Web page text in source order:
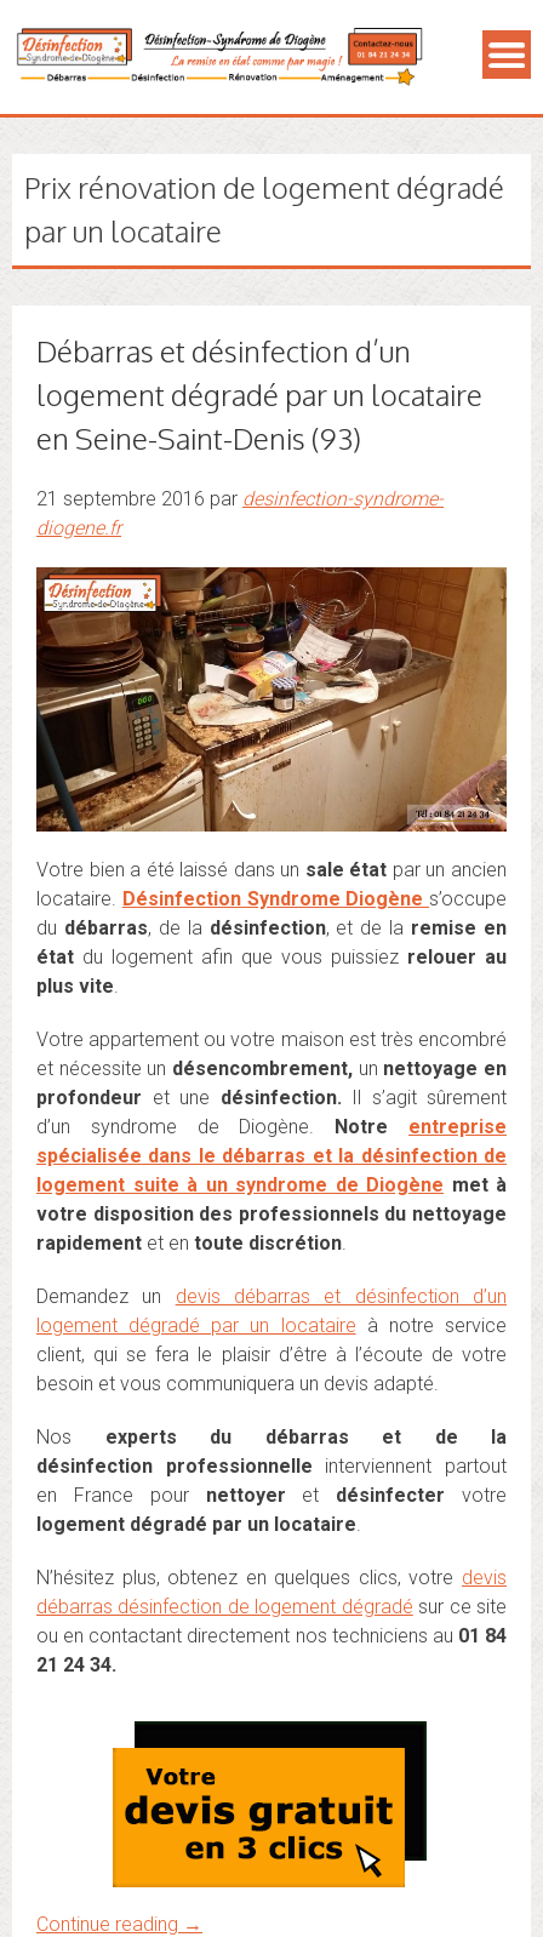
Prix rénovation de logement dégradé
par un locataire
Débarras et désinfection d’un
logement dégradé par un locataire
en Seine-Saint-Denis (93)
21 septembre 2016 par desinfection-syndrome-
diogene.fr
Votre bien a été laissé dans un sale état par un ancien
locataire. Désinfection Syndrome Diogène s’occupe
du débarras, de la désinfection, et de la remise en
état du logement afin que vous puissiez relouer au
plus vite.
Votre appartement ou votre maison est très encombré
et nécessite un désencombrement, un nettoyage en
profondeur et une désinfection. Il s’agit sûrement
d’un syndrome de Diogène. Notre entreprise
spécialisée dans le débarras et la désinfection de
logement suite à un syndrome de Diogène met à
votre disposition des professionnels du nettoyage
rapidement et en toute discrétion.
Demandez un devis débarras et désinfection d’un
logement dégradé par un locataire à notre service
client, qui se fera le plaisir d’être à l’écoute de votre
besoin et vous communiquera un devis adapté.
Nos experts du débarras et de la
désinfection professionnelle interviennent partout
en France pour nettoyer et désinfecter votre
logement dégradé par un locataire.
N’hésitez plus, obtenez en quelques clics, votre devis
débarras désinfection de logement dégradé sur ce site
ou en contactant directement nos techniciens au 01 84
21 24 34.
Continue reading →